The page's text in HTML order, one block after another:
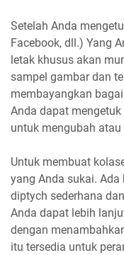
Setelah Anda
Facebook, dll.) Yang
letak khusus akan
sampel gambar dan
membayangkan
Anda dapat
untuk mengubah
Untuk membuat
yang Anda sukai.
diptych sederhana
Anda dapat lebih
dengan
itu tersedia untuk